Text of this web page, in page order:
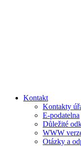
Kontakt
Kontakty
E-podatelna
Důležité
WWW
Otázky a